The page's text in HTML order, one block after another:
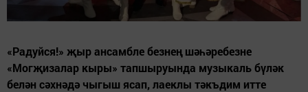
«Радуйся!» җыр ансамбле безнең шәһәребезне
«Могҗизалар кыры» тапшыруында музыкаль бүләк
белән сәхнәдә чыгыш ясап, лаеклы тәкъдим итте